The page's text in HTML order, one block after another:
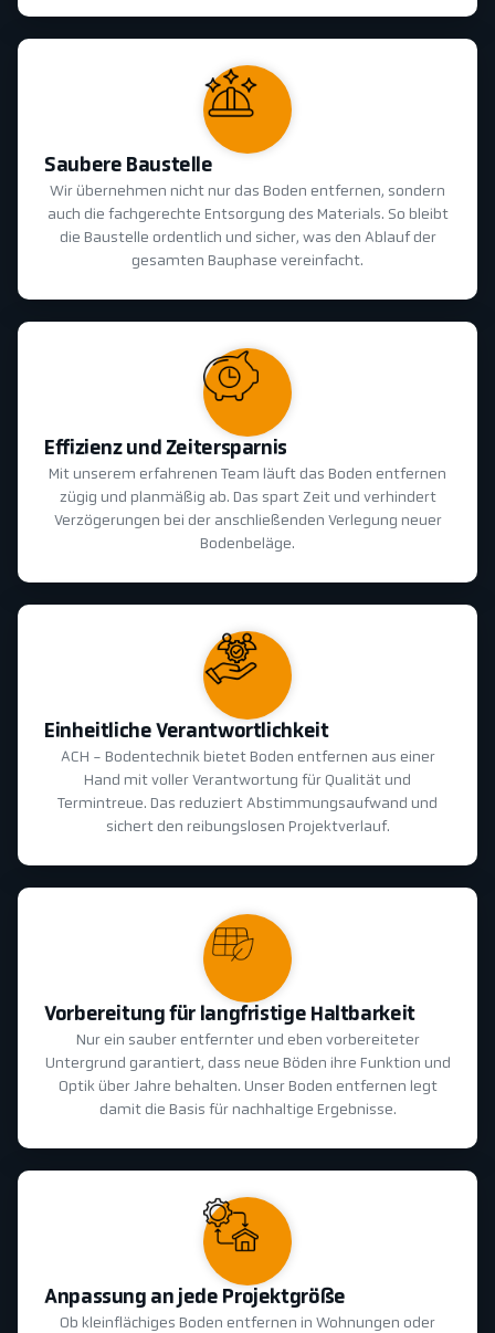
Saubere Baustelle
Wir übernehmen nicht nur das Boden entfernen, sondern
auch die fachgerechte Entsorgung des Materials. So bleibt
die Baustelle ordentlich und sicher, was den Ablauf der
gesamten Bauphase vereinfacht.
Effizienz und Zeitersparnis
Mit unserem erfahrenen Team läuft das Boden entfernen
zügig und planmäßig ab. Das spart Zeit und verhindert
Verzögerungen bei der anschließenden Verlegung neuer
Bodenbeläge.
Einheitliche Verantwortlichkeit
ACH - Bodentechnik bietet Boden entfernen aus einer
Hand mit voller Verantwortung für Qualität und
Termintreue. Das reduziert Abstimmungsaufwand und
sichert den reibungslosen Projektverlauf.
Vorbereitung für langfristige Haltbarkeit
Nur ein sauber entfernter und eben vorbereiteter
Untergrund garantiert, dass neue Böden ihre Funktion und
Optik über Jahre behalten. Unser Boden entfernen legt
damit die Basis für nachhaltige Ergebnisse.
Anpassung an jede Projektgröße
Ob kleinflächiges Boden entfernen in Wohnungen oder